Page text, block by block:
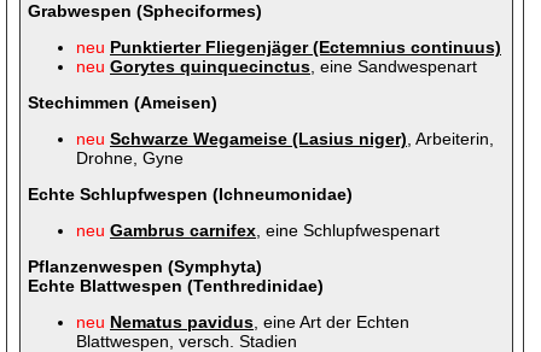
Grabwespen (Spheciformes)
neu Punktierter Fliegenjäger (Ectemnius continuus)
neu Gorytes quinquecinctus , eine Sandwespenart
Stechimmen (Ameisen)
neu Schwarze Wegameise (Lasius niger) , Arbeiterin,
Drohne, Gyne
Echte Schlupfwespen (Ichneumonidae)
neu Gambrus carnifex , eine Schlupfwespenart
Pflanzenwespen (Symphyta)
Echte Blattwespen (Tenthredinidae)
neu Nematus pavidus , eine Art der Echten
Blattwespen, versch. Stadien